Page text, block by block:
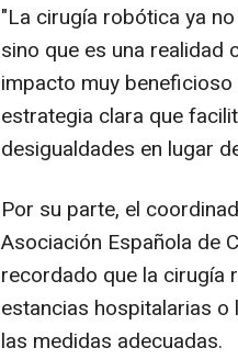
"La cirugía robótica ya
sino que es una
impacto muy
estrategia clara que
desigualdades en lugar
Por su parte, el
Asociación Española de
recordado que la cirugía
estancias hospitalarias
las medidas adecuadas.